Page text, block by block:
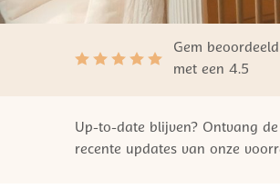
Gem beoordeeld
met een 4.5
Up-to-date blijven? Ontvang de
recente updates van onze